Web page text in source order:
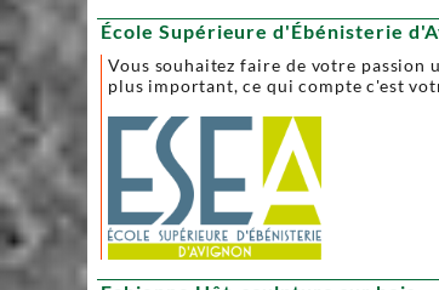
École Supérieure d'Ébénisterie
Vous souhaitez faire de votre passion
plus important, ce qui compte c'est